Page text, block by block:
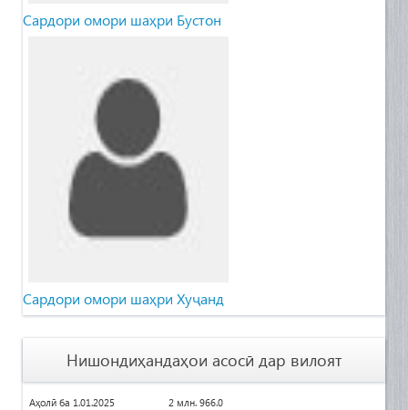
Сардори омори шаҳри Бустон
Сардори омори шаҳри Хуҷанд
Нишондиҳандаҳои асосӣ дар вилоят
Аҳолӣ ба 1.01.2025
2 млн. 966.0